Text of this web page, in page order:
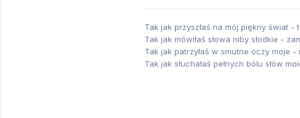
Tak jak przyszłaś na mój piękny świat -
Tak jak mówiłaś słowa niby słodkie -
Tak jak patrzyłaś w smutne oczy moje -
Tak jak słuchałaś pełnych bólu słów